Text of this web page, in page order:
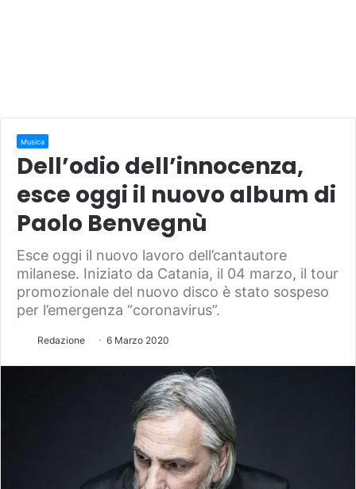
Musica
Dell’odio dell’innocenza,
esce oggi il nuovo album di
Paolo Benvegnù
Esce oggi il nuovo lavoro dell’cantautore
milanese. Iniziato da Catania, il 04 marzo, il tour
promozionale del nuovo disco è stato sospeso
per l’emergenza “coronavirus”.
Redazione 6 Marzo 2020